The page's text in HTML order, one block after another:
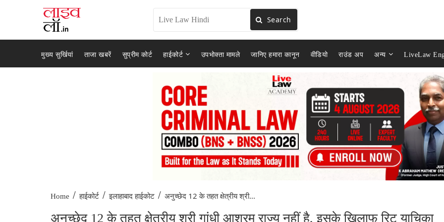
Search
मुख्य सुर्खियां ताजा खबरें सुप्रीम कोर्ट हाईकोर्ट उपभोक्ता मामले जानिए हमारा कानून वीडियो राउंड अप अन्य LiveLaw
Home / हाईकोर्ट / इलाहाबाद हाईकोट / अनुच्छेद 12 के तहत क्षेत्रीय श्री...
अनुच्छेद 12 के तहत क्षेत्रीय श्री गांधी आश्रम राज्य नहीं है, इसके खिलाफ रिट याचिका